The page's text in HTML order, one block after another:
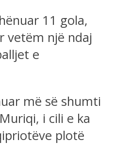
11 gola,
vetëm një ndaj
e
më së shumti
i cili e ka
plotë